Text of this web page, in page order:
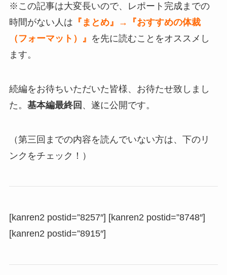
※この記事は大変長いので、レポート完成までの
時間がない人は 『まとめ』 →
『おすすめの体裁
（フォーマット）』 を先に読むことをオススメし
ます。
続編をお待ちいただいた皆様、お待たせ致しまし
た。 基本編最終回 、遂に公開です。
（第三回までの内容を読んでいない方は、下のリ
ンクをチェック！）
[kanren2 postid=”8257″] [kanren2 postid=”8748″]
[kanren2 postid=”8915″]